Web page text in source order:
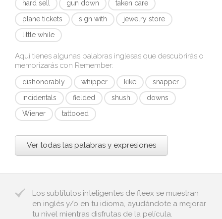
hard sell
gun down
taken care
plane tickets
sign with
jewelry store
little while
Aquí tienes algunas palabras inglesas que descubrirás o
memorizarás con Remember:
dishonorably whipper kike
snapper
incidentals
fielded shush
downs
Wiener
tattooed
Ver todas las palabras y expresiones
Los subtítulos inteligentes de fleex se muestran
en inglés y/o en tu idioma, ayudándote a mejorar
tu nivel mientras disfrutas de la película.